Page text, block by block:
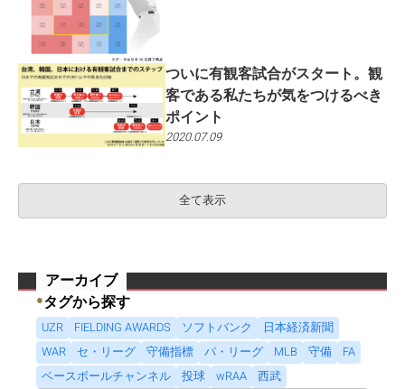
ついに有観客試合がスタート。観
客である私たちが気をつけるべき
ポイント
2020.07.09
全て表示
アーカイブ
●タグから探す
UZR FIELDING AWARDS ソフトバンク
日本経済新聞
WAR
セ・リーグ 守備指標 パ・リーグ MLB 守備
FA
ベースボールチャンネル
投球 wRAA
西武